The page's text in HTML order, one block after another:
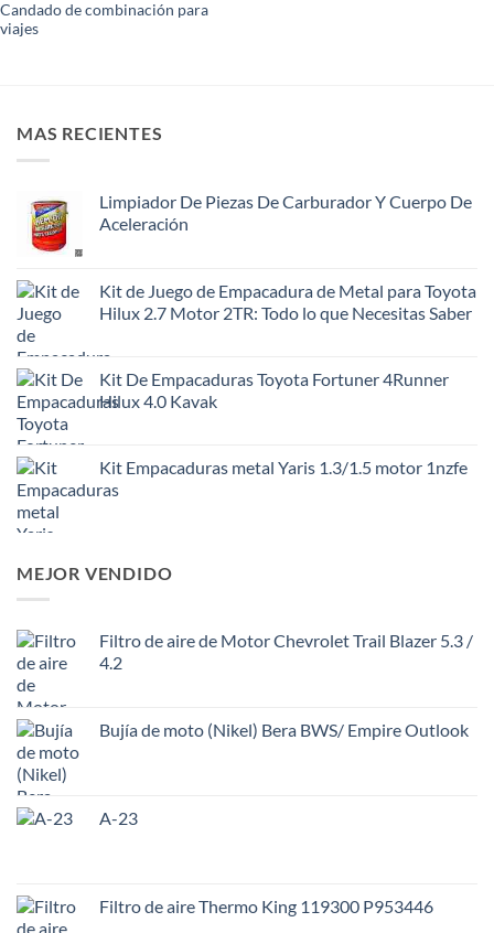
Candado de combinación para
viajes
MAS RECIENTES
Limpiador De Piezas De Carburador Y Cuerpo De
Aceleración
Kit de Juego de Empacadura de Metal para Toyota
Hilux 2.7 Motor 2TR: Todo lo que Necesitas Saber
Kit De Empacaduras Toyota Fortuner 4Runner
Hilux 4.0 Kavak
Kit Empacaduras metal Yaris 1.3/1.5 motor 1nzfe
MEJOR VENDIDO
Filtro de aire de Motor Chevrolet Trail Blazer 5.3 /
4.2
Bujía de moto (Nikel) Bera BWS/ Empire Outlook
A-23
Filtro de aire Thermo King 119300 P953446